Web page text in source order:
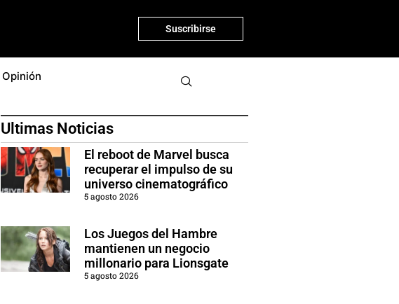
Suscribirse
Opinión
Ultimas Noticias
El reboot de Marvel busca
recuperar el impulso de su
universo cinematográfico
5 agosto 2026
Los Juegos del Hambre
mantienen un negocio
millonario para Lionsgate
5 agosto 2026